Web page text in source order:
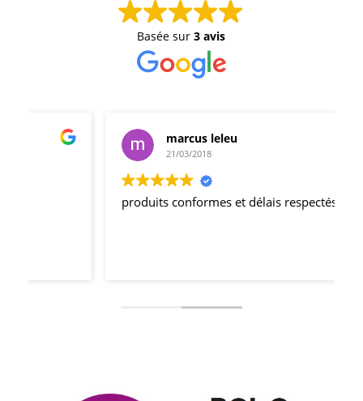
Basée sur3 avis
marcus leleu
21/03/2018
produits conformes et délais respectés